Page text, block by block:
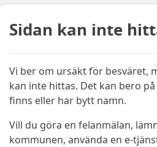
Sidan kan inte
Vi ber om ursäkt för besväret,
kan inte hittas. Det kan bero
finns eller har bytt namn.
Vill du göra en felanmälan,
kommunen, använda en e-